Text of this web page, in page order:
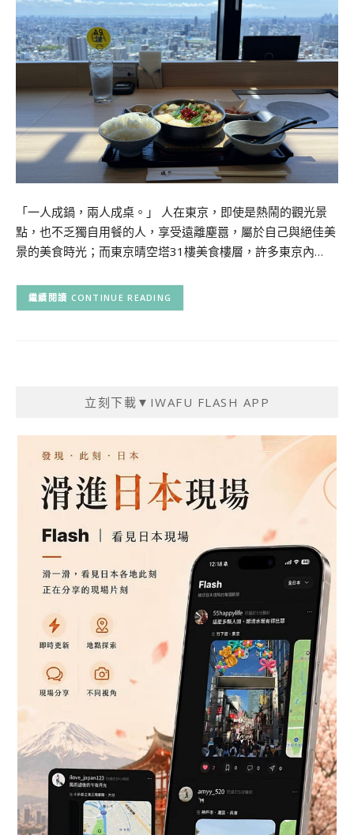
「一人成鍋，兩人成桌。」 人在東京，即使是熱鬧的觀光景
點，也不乏獨自用餐的人，享受遠離塵囂，屬於自己與絕佳美
景的美食時光；而東京晴空塔31樓美食樓層，許多東京內…
CONTINUE READING
立刻下載▼IWAFU FLASH APP